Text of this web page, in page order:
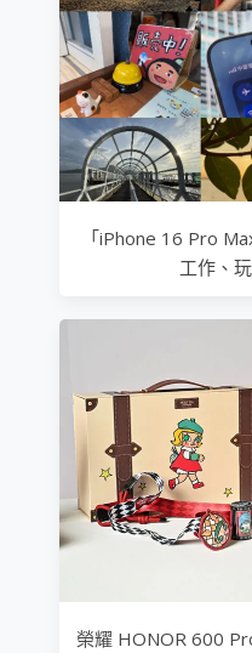
「iPhone 16 Pro
工作、
榮耀 HONOR 600